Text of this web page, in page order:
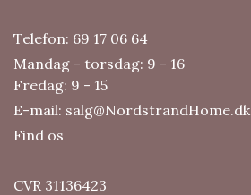
Telefon: 69 17 06 64
Mandag - torsdag: 9 - 16
Fredag: 9 - 15
E-mail: salg@NordstrandHome.dk
Find os
CVR 31136423